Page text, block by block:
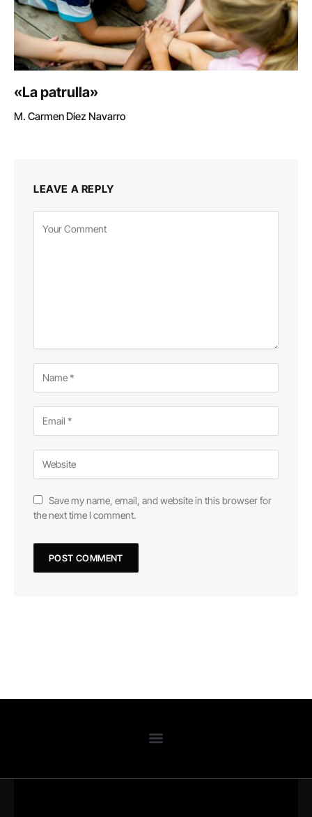
«La patrulla»
M. Carmen Díez Navarro
LEAVE A REPLY
Save my name, email, and website in this browser for
the next time I comment.